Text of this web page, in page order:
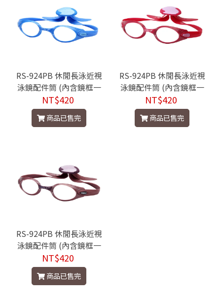
RS-924PB 休閒長泳近視
泳鏡配件筒 (內含鏡框一
副、頭帶一條、鼻橋一組)
- 夢幻藍
NT$420
商品已售完
RS-924PB 休閒長泳近視
泳鏡配件筒 (內含鏡框一
副、頭帶一條、鼻橋一組)
- 櫻桃紅
NT$420
商品已售完
RS-924PB 休閒長泳近視
泳鏡配件筒 (內含鏡框一
副、頭帶一條、鼻橋一組)
- 荳蔻粉
NT$420
商品已售完